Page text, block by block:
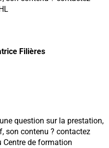
Filières
question sur la prestation,
son contenu ? contactez
Centre de formation